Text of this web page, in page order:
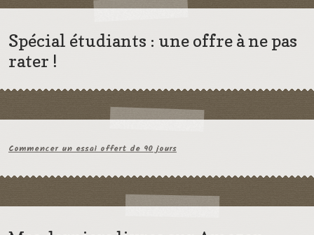
Spécial étudiants : une offre à ne pas
rater !
Commencer un essai offert de 90 jours